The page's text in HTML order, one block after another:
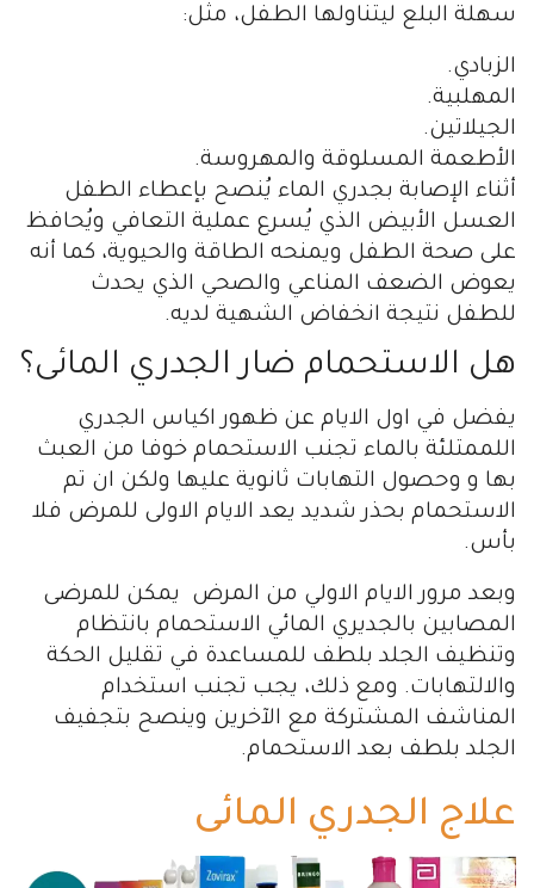
سهلة البلع ليتناولها الطفل، مثل:
الزبادي.
المهلبية.
الجيلاتين.
الأطعمة المسلوقة والمهروسة.
أثناء الإصابة بجدري الماء يُنصح بإعطاء الطفل
العسل الأبيض الذي يُسرع عملية التعافي ويُحافظ
على صحة الطفل ويمنحه الطاقة والحيوية، كما أنه
يعوض الضعف المناعي والصحي الذي يحدث
للطفل نتيجة انخفاض الشهية لديه.
هل الاستحمام ضار الجدري المائى؟
يفضل في اول الايام عن ظهور اكياس الجدري
اللممتلئة بالماء تجنب الاستحمام خوفا من العبث
بها و وحصول التهابات ثانوية عليها ولكن ان تم
الاستحمام بحذر شديد يعد الايام الاولى للمرض فلا
بأس.
وبعد مرور الايام الاولي من المرض يمكن للمرضى
المصابين بالجديري المائي الاستحمام بانتظام
وتنظيف الجلد بلطف للمساعدة في تقليل الحكة
والالتهابات. ومع ذلك، يجب تجنب استخدام
المناشف المشتركة مع الآخرين وينصح بتجفيف
الجلد بلطف بعد الاستحمام.
علاج الجدري المائى